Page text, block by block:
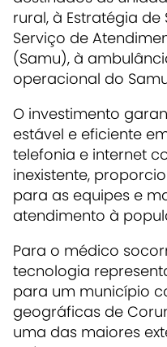
rural, à Estratégia de
Serviço de
(Samu), à
operacional do
O investimento
estável e eficiente
telefonia e internet
inexistente,
para as equipes e
atendimento à
Para o médico
tecnologia
para um município
geográficas de
uma das maiores